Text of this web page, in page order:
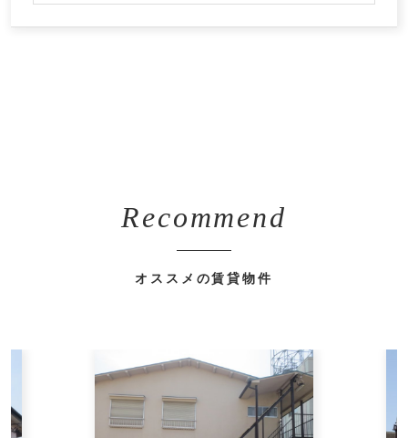
Recommend
オススメの賃貸物件